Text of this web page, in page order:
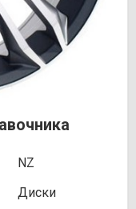
NZ
Диски